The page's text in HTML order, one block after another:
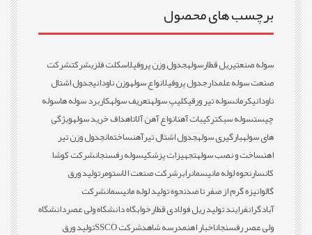
برچسب های محصول
سوله صنعتیریل قطارسولهجدول وزن پروفیلاسکلت فلزیشرکتشرکت
صنعت سوله علمدارجدول پروفیلانواع سولهوزن ناودانیجدول اشتال
ناودانیکرمانسوله تیر ورقیکلیپ سولهتعریف سولهکاربرد سوله هاسوله
چیستسوله سبکترکیبات آهنانواع آهن آلاتاهداف خرید سولهویژگی
های سولهبارگیری سولهجدول اشتال تیرآهنساختمانجدول وزن تیر
اهنساخت و نصب سولهتجهیزات پزشکیسوله رفسنجانشرکت کوشا
کانسارنحوه لوله مانیسمانرابرشرکت صنعت الاستومرتولید ورق
گالوانیزه گرم از صفر تا صدنحوه تولید لوله مانیسمانشرکت
آبادگرانفرایند تولید ریل فولادی قطارخوابگاه دانشگاه ولی عصردانشگاه
ولی عصر رفسنجاناخبار اهنمدرسه شاهدشرکت SSCO
تولید ورق